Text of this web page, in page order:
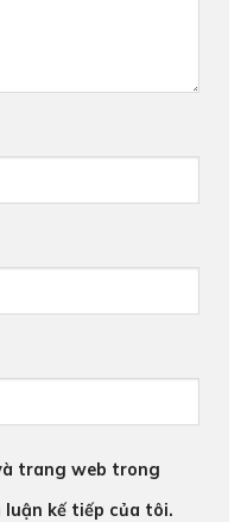
trang web trong
kế tiếp của tôi.